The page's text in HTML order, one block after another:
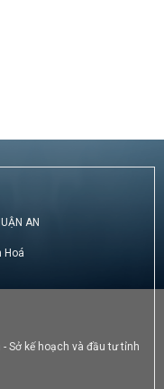
AN
Hoá
Sở kế hoạch và đầu tư tỉnh